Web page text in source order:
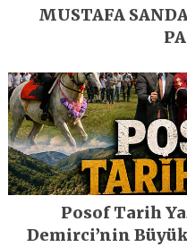
MUSTAFA
Posof Tarih
Demirci’nin